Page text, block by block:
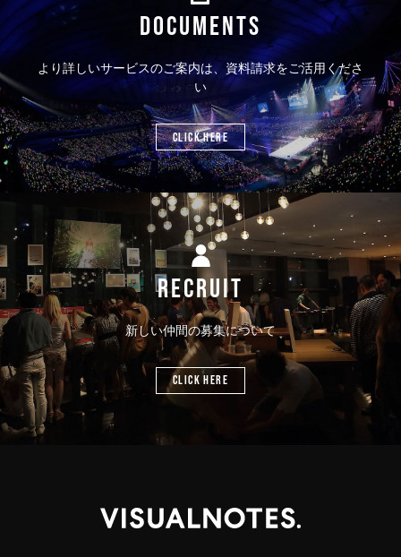
DOCUMENTS
より詳しいサービスのご案内は、資料請求をご活用くださ
い
CLICK HERE
RECRUIT
新しい仲間の募集について
CLICK HERE